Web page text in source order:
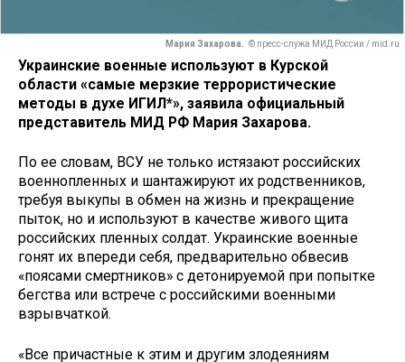
Мария Захарова. © пресс-служа МИД России / mid.ru
Украинские военные используют в Курской
области «самые мерзкие террористические
методы в духе ИГИЛ*», заявила официальный
представитель МИД РФ Мария Захарова.
По ее словам, ВСУ не только истязают российских
военнопленных и шантажируют их родственников,
требуя выкупы в обмен на жизнь и прекращение
пыток, но и используют в качестве живого щита
российских пленных солдат. Украинские военные
гонят их впереди себя, предварительно обвесив
«поясами смертников» с детонируемой при попытке
бегства или встрече с российскими военными
взрывчаткой.
«Все причастные к этим и другим злодеяниям